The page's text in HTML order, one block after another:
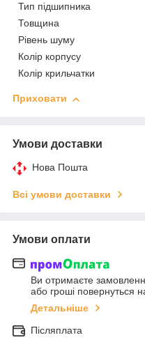
Тип підшипника
Товщина
Рівень шуму
Колір корпусу
Колір крильчатки
Приховати
Умови доставки
Нова Пошта
Всі умови доставки
Умови оплати
Ви отримаєте
або гроші повернуться
Детальніше
Післяплата